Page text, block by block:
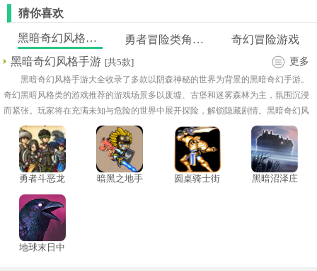
猜你喜欢
黑暗奇幻风格手游 勇者冒险类角色扮演
奇幻冒险游戏
黑暗奇幻风格手游 [共5款] 更多
黑暗奇幻风格手游大全收录了多款以阴森神秘的世界为背景的黑暗奇幻手游。
奇幻黑暗风格类的游戏推荐的游戏场景多以废墟、古堡和迷雾森林为主，氛围沉浸
而紧张。玩家将在充满未知与危险的世界中展开探险，解锁隐藏剧情。黑暗奇幻风
格手游下载的作品都拥有丰富的角色设定和独特的职业体系！
勇者斗恶龙
暗黑之地手
圆桌骑士街
黑暗沼泽庄
地球末日中